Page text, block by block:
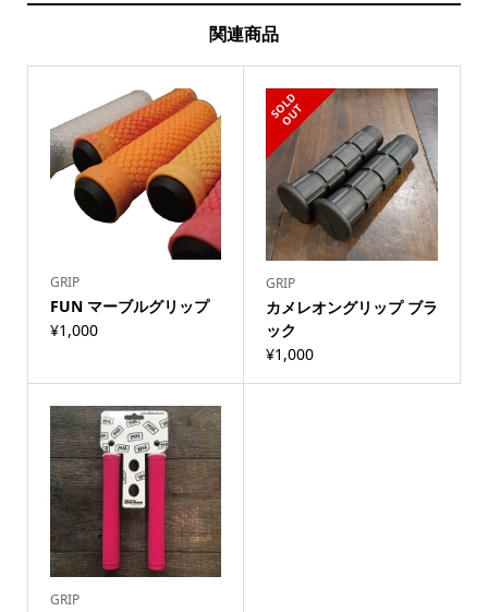
関連商品
GRIP
FUN マーブルグリップ
¥1,000
S
O
L
D
O
U
T
GRIP
カメレオングリップ ブラ
ック
¥1,000
GRIP